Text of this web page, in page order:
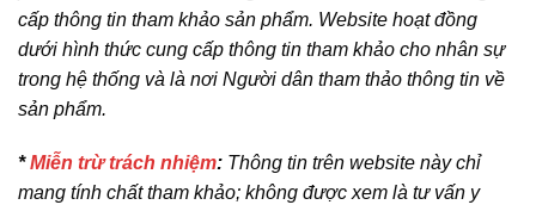
cấp thông tin tham khảo sản phẩm. Website hoạt đồng
dưới hình thức cung cấp thông tin tham khảo cho nhân sự
trong hệ thống và là nơi Người dân tham thảo thông tin về
sản phẩm.
*Miễn trừ trách nhiệm: Thông tin trên website này chỉ
mang tính chất tham khảo; không được xem là tư vấn y